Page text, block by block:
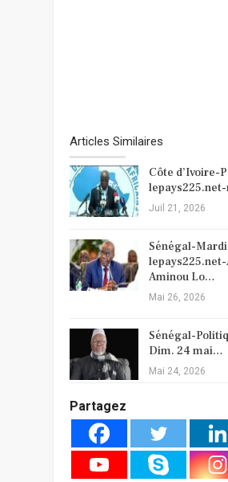
Articles Similaires
Côte d’Ivoire-
Juil 21, 2026
Sénégal-
Aminou Lo…
Mai 26, 2026
Sénégal-
Dim. 24 mai…
Mai 24, 2026
Partagez